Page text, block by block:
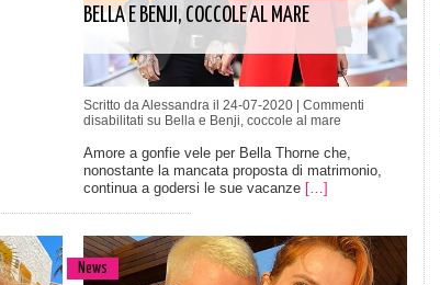
BELLA E BENJI, COCCOLE AL MARE
Scritto da Alessandra il 24-07-2020 | Commenti
disabilitati su Bella e Benji, coccole al mare
Amore a gonfie vele per Bella Thorne che,
nonostante la mancata proposta di matrimonio,
continua a godersi le sue vacanze […]
News